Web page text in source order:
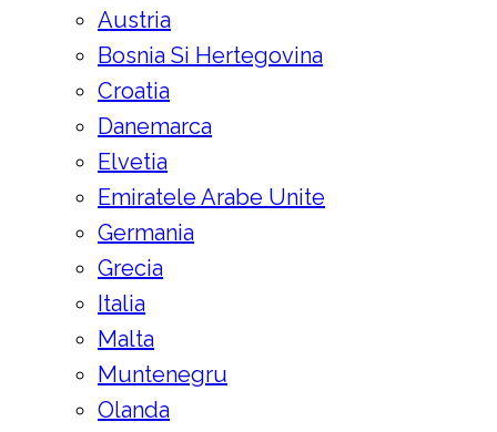
Austria
Bosnia Si Hertegovina
Croatia
Danemarca
Elvetia
Emiratele Arabe Unite
Germania
Grecia
Italia
Malta
Muntenegru
Olanda